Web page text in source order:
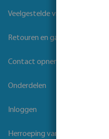
Veelgestelde vragen
Retouren en garantie
Contact opnemen
Onderdelen
Inloggen
Herroeping van overeenkomst